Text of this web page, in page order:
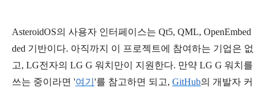
AsteroidOS의 사용자 인터페이스는 Qt5, QML, OpenEmbed
ded 기반이다. 아직까지 이 프로젝트에 참여하는 기업은 없
고, LG전자의 LG G 워치만이 지원한다. 만약 LG G 워치를
쓰는 중이라면 '여기 '를 참고하면 되고, GitHub의 개발자 커